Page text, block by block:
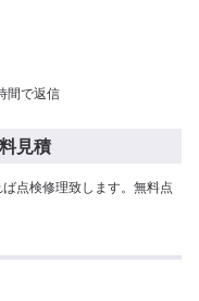
間で返信
見積
点検修理致します。無料点